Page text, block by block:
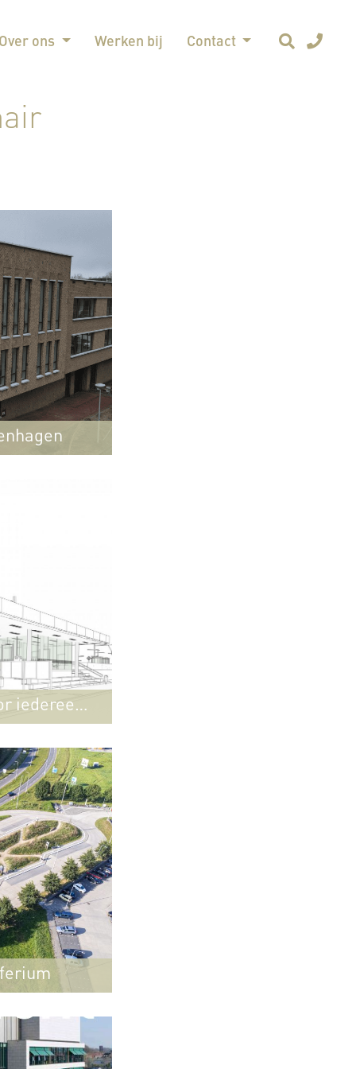
ons Werken bij Contact
iedereen